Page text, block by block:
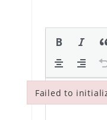
Failed to
Failed to